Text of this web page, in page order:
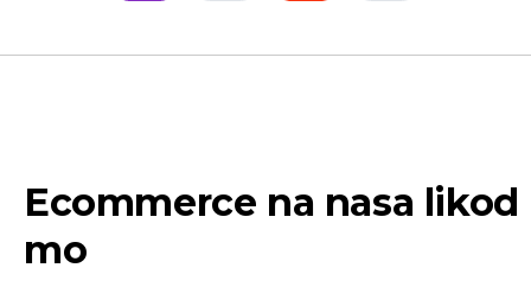
Ecommerce na nasa likod
mo